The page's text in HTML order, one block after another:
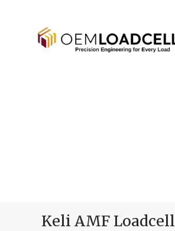
Keli AMF Loadcell